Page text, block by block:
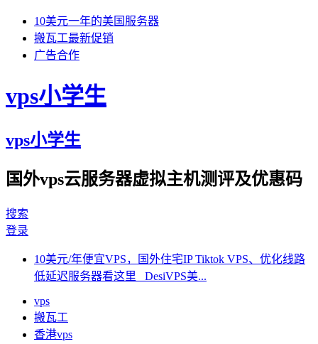
10美元一年的美国服务器
搬瓦工最新促销
广告合作
vps小学生
vps小学生
国外vps云服务器虚拟主机测评及优惠码
搜索
登录
10美元/年便宜VPS，国外住宅IP Tiktok VPS、优化线路
低延迟服务器看这里 DesiVPS美...
vps
搬瓦工
香港vps